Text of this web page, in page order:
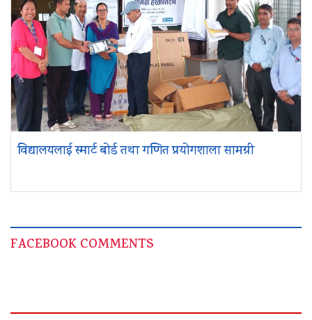
विद्यालयलाई स्मार्ट बोर्ड तथा गणित प्रयोगशाला सामग्री
FACEBOOK COMMENTS